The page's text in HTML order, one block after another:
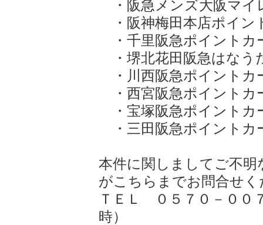
・阪急メンズ大阪マイ
・阪神梅田本店ポイン
・千里阪急ポイントカ
・堺北花田阪急はなう
・川西阪急ポイントカ
・西宮阪急ポイントカ
・宝塚阪急ポイントカ
・三田阪急ポイントカ
本件に関しましてご不
がこちらまでお問合せく
ＴＥＬ ０５７０－００
時）